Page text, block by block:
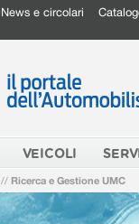
News e circolari
VEICOLI
// Ricerca e Gestione UMC